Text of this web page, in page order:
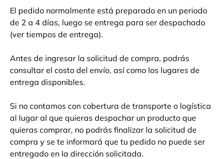
El pedido normalmente está preparado en un periodo
de 2 a 4 días, luego se entrega para ser despachado
(ver tiempos de entrega).
Antes de ingresar la solicitud de compra, podrás
consultar el costo del envío, así como los lugares de
entrega disponibles.
Si no contamos con cobertura de transporte o logística
al lugar al que quieras despachar un producto que
quieras comprar, no podrás finalizar la solicitud de
compra y se te informará que tu pedido no puede ser
entregado en la dirección solicitada.